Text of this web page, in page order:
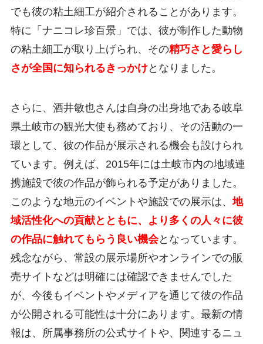
でも彼の粘土細工が紹介されることがあります。
特に「ナニコレ珍百景」では、彼が制作した動物
の粘土細工が取り上げられ、その精巧さと愛らし
さが全国に知られるきっかけとなりました。
さらに、酒井敏也さんは自身の出身地である岐阜
県土岐市の観光大使も務めており、その活動の一
環として、彼の作品が展示される機会も設けられ
ています。例えば、2015年には土岐市内の地域連
携施設で彼の作品が飾られる予定がありました。
このような地元のイベントや施設での展示は、地
域活性化への貢献とともに、より多くの人々に彼
の作品に触れてもらう良い機会となっています。
残念ながら、常設の展示場所やオンラインでの販
売サイトなどは明確には確認できませんでした
が、今後もイベントやメディアを通じて彼の作品
が公開される可能性は十分にあります。最新の情
報は、所属事務所の公式サイトや、関連するニュ